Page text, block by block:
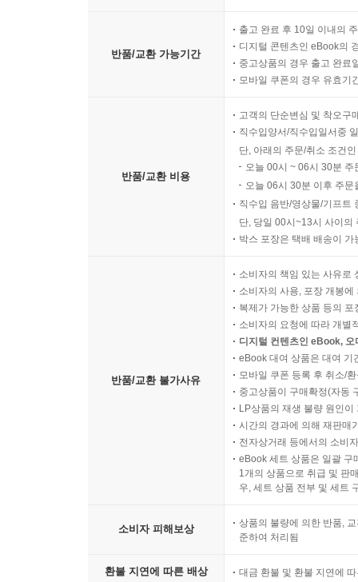
반품/교환 가능기간
출고 완료 후 10일 이내의
디지털 콘텐츠인 eBook의
중고상품의 경우 출고 완료
모바일 쿠폰의 경우 유효기
반품/교환 비용
고객의 단순변심 및 착오구
직수입양서/직수입일서중
단, 아래의 주문/취소 조건
오늘 00시 ~ 06시 30분
오늘 06시 30분 이후 주
직수입 음반/영상물/기프트
단, 당일 00시~13시 사이의
박스 포장은 택배 배송이
반품/교환 불가사유
소비자의 책임 있는 사유로
소비자의 사용, 포장 개봉
복제가 가능한 상품 등의
소비자의 요청에 따라 개별
디지털 컨텐츠인 eBook,
eBook 대여 상품은 대여 기
모바일 쿠폰 등록 후 취소/
중고상품이 구매확정(자동
LP상품의 재생 불량 원인
시간의 경과에 의해 재판매
전자상거래 등에서의 소비
eBook 세트 상품은 일괄 구
1개의 상품으로 취급 및 판
우, 세트 상품 전부 및 세트
소비자 피해보상
상품의 불량에 의한 반품,
준하여 처리됨
환불 지연에 따른 배상 대금 환불 및 환불 지연에